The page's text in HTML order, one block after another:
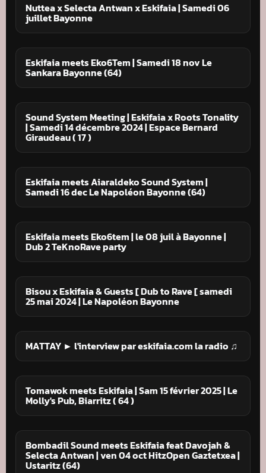
Nuttea x Selecta Antwan x Eskifaia | Samedi 06
juillet Bayonne
Eskifaia meets Eko6Tem | Samedi 18 nov Le
Sankara Bayonne (64)
Sound System Meeting | Eskifaia x Roots Tonality
| Samedi 14 décembre 2024 | Espace Bernard
Giraudeau ( 17 )
Eskifaia meets Aiaraldeko Sound System |
Samedi 16 dec Le Napoléon Bayonne (64)
Eskifaia meets Eko6tem | le 08 juil à Bayonne |
Dub 2 TeKnoRave party
Bisou x Eskifaia & Guests [ Dub to Rave [ samedi
25 mai 2024 | Le Napoléon Bayonne
MATTAY ► l'interview par eskifaia.com la radio ♫
Tomawok meets Eskifaia | Sam 15 février 2025 | Le
Molly's Pub, Biarritz ( 64 )
Bombadil Sound meets Eskifaia feat Davojah &
Selecta Antwan | ven 04 oct HitzOpen Gaztetxea |
Ustaritz (64)